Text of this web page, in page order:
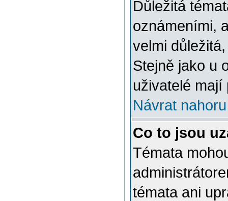
Důležitá
oznámeními,
velmi
Stejně jako u
uživatelé mají
Návrat nahoru
Co to jsou
Témata
témata ani